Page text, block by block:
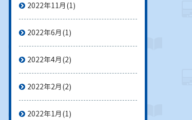
2022年11月 (1)
2022年6月 (1)
2022年4月 (2)
2022年2月 (2)
2022年1月 (1)